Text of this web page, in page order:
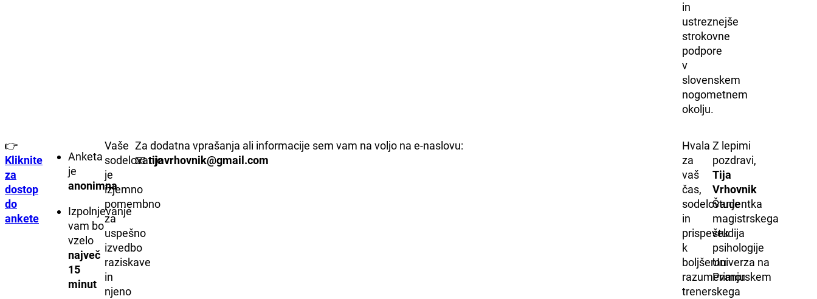
in
ustreznejše
strokovne
podpore
v
slovenskem
nogometnem
okolju.
👉
Kliknite
za
dostop
do
ankete
Anketa
je
anonimna
Izpolnjevanje
vam bo
vzelo
največ
15
minut
Vaše
sodelovanje
je
izjemno
pomembno
za
uspešno
izvedbo
raziskave
in
njeno
Za dodatna vprašanja ali informacije sem vam na voljo na e-naslovu:
📧tijavrhovnik@gmail.com
Hvala
za
vaš
čas,
sodelovanje
in
prispevek
k
boljšemu
razumevanju
trenerskega
Z lepimi
pozdravi,
Tija
Vrhovnik
Študentka
magistrskega
študija
psihologije
Univerza na
Primorskem